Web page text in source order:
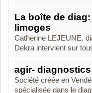
La boîte de
limoges
Catherine LEJEUNE,
Dekra intervient sur
agir- diagnostics
Société créée en
spécialisée dans le